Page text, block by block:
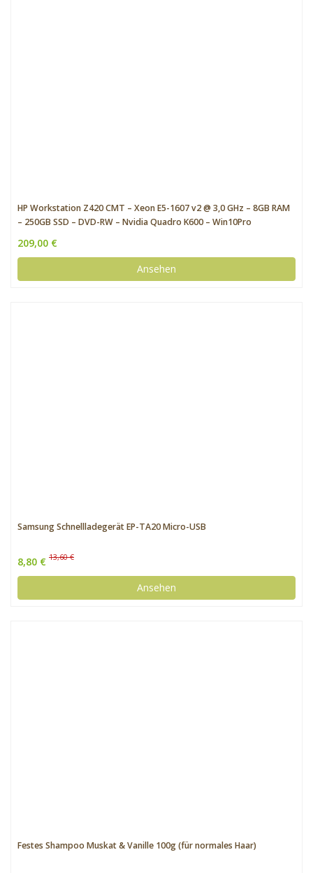
HP Workstation Z420 CMT – Xeon E5-1607 v2 @ 3,0 GHz – 8GB RAM
– 250GB SSD – DVD-RW – Nvidia Quadro K600 – Win10Pro
209,00 €
Ansehen
Samsung Schnellladegerät EP-TA20 Micro-USB
8,80 € 13,60 €
Ansehen
Festes Shampoo Muskat & Vanille 100g (für normales Haar)